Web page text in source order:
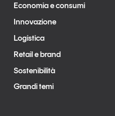
Economia e consumi
Innovazione
Logistica
Retail e brand
Sostenibilità
Grandi temi